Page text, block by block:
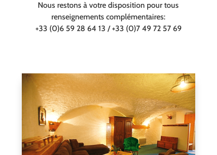
Nous restons à votre disposition pour tous
renseignements complémentaires:
+33 (0)6 59 28 64 13 / +33 (0)7 49 72 57 69